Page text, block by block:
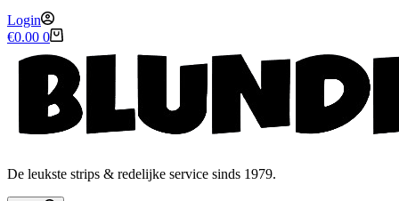
Login
Winkelwagen
€0.00 0
De leukste strips & redelijke service sinds 1979.